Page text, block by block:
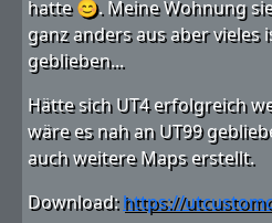
hatte 😊. Meine Wohnung
ganz anders aus aber vieles
geblieben...
Hätte sich UT4 erfolgreich
wäre es nah an UT99
auch weitere Maps erstellt.
Download:https://